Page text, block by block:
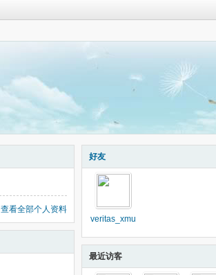
查看全部个人资料
好友
veritas_xmu
最近访客